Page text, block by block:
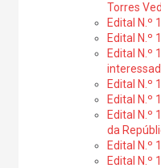
Torres
Edital N.º
Edital N.º
Edital N.º
Edital N.º
Edital N.º
Edital N.º
da
Edital N.º
Edital N.º